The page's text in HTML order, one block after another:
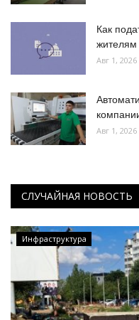
Как
жителям
Авг 1, 2026
Авг 1, 2026
СЛУЧАЙНАЯ НОВОСТЬ
Инфраструктура